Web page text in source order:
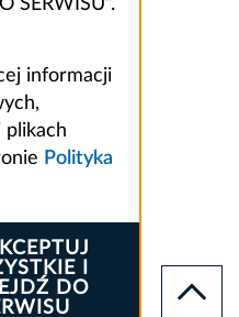
SERWISU”.
informacji
plikach
Polityka
I
DO